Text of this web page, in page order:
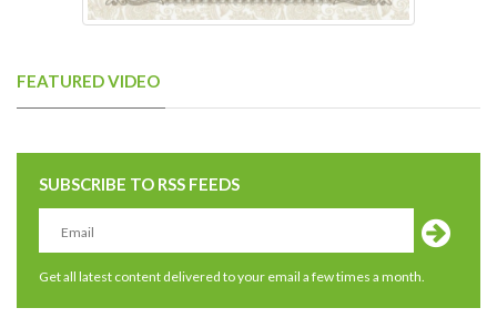
FEATURED VIDEO
SUBSCRIBE TO RSS FEEDS
Get all latest content delivered to your email a few times a month.